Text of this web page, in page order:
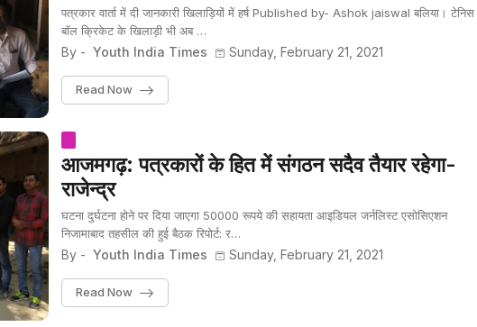
पत्रकार वार्ता में दी जानकारी खिलाड़ियों में हर्ष Published by- Ashok jaiswal बलिया। टेनिस
बॉल क्रिकेट के खिलाड़ी भी अब …
By - Youth India Times Sunday, February 21, 2021
Read Now
आजमगढ़: पत्रकारों के हित में संगठन सदैव तैयार रहेगा-
राजेन्द्र
घटना दुर्घटना होने पर दिया जाएगा 50000 रूपये की सहायता आइडियल जर्नलिस्ट एसोसिएशन
निजामाबाद तहसील की हुई बैठक रिपोर्ट: र…
By - Youth India Times Sunday, February 21, 2021
Read Now